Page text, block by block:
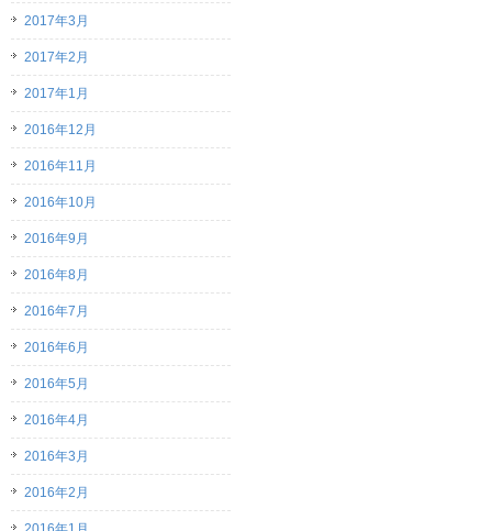
2017年3月
2017年2月
2017年1月
2016年12月
2016年11月
2016年10月
2016年9月
2016年8月
2016年7月
2016年6月
2016年5月
2016年4月
2016年3月
2016年2月